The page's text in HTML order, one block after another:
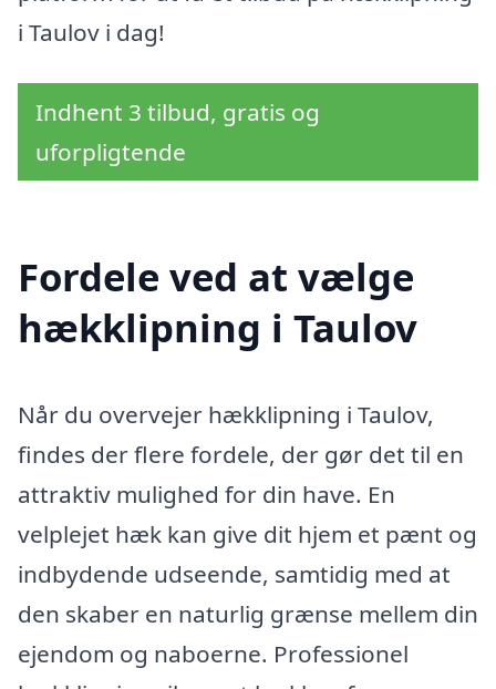
i Taulov i dag!
Indhent 3 tilbud, gratis og
uforpligtende
Fordele ved at vælge
hækklipning i Taulov
Når du overvejer hækklipning i Taulov,
findes der flere fordele, der gør det til en
attraktiv mulighed for din have. En
velplejet hæk kan give dit hjem et pænt og
indbydende udseende, samtidig med at
den skaber en naturlig grænse mellem din
ejendom og naboerne. Professionel